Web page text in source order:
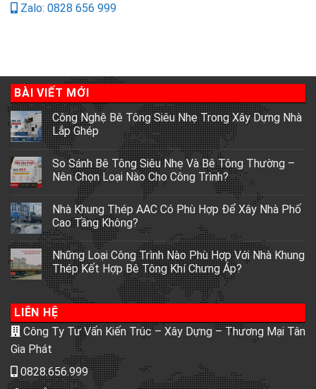
Zalo: 0828 656 999
BÀI VIẾT MỚI
Công Nghệ Bê Tông Siêu Nhẹ Trong Xây Dựng Nhà
Lắp Ghép
So Sánh Bê Tông Siêu Nhẹ Và Bê Tông Thường –
Nên Chọn Loại Nào Cho Công Trình?
Nhà Khung Thép AAC Có Phù Hợp Để Xây Nhà Phố
Cao Tầng Không?
Những Loại Công Trình Nào Phù Hợp Với Nhà Khung
Thép Kết Hợp Bê Tông Khí Chưng Áp?
LIÊN HỆ
Công Ty Tư Vấn Kiến Trúc – Xây Dựng – Thương Mại Tân
Gia Phát
0828.656.999